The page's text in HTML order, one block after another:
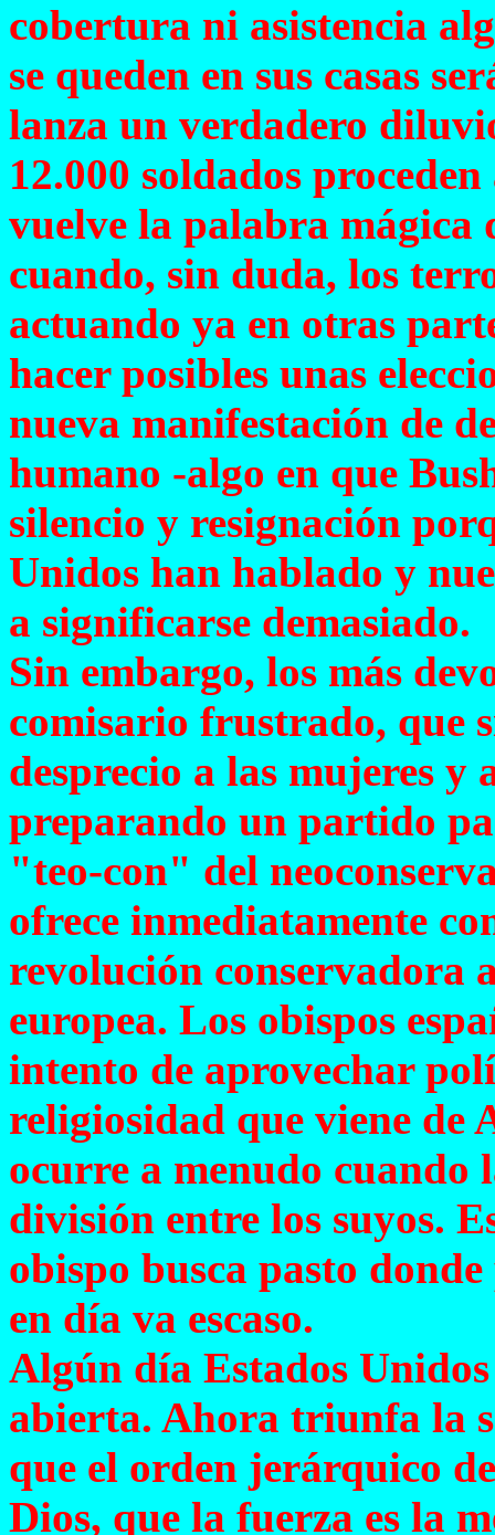
cobertura ni asistencia
se queden en sus casas
lanza un verdadero
12.000 soldados
vuelve la palabra mágica
cuando, sin duda, los
actuando ya en otras
hacer posibles unas
nueva manifestación de
humano -algo en que
silencio y resignación
Unidos han hablado y
a significarse demasiado.
Sin embargo, los más
comisario frustrado, que
desprecio a las mujeres y
preparando un partido
"teo-con" del
ofrece inmediatamente
revolución conservadora
europea. Los obispos
intento de aprovechar
religiosidad que viene de
ocurre a menudo cuando
división entre los suyos.
obispo busca pasto
en día va escaso.
Algún día Estados
abierta. Ahora triunfa la
que el orden jerárquico
Dios, que la fuerza es la